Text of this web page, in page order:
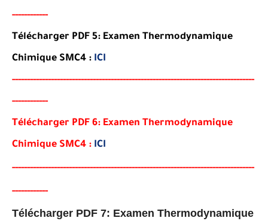
------------
Télécharger PDF 5: Examen Thermodynamique
Chimique SMC4 : ICI
---------------------------------------------------------------------------------
------------
Télécharger PDF 6: Examen Thermodynamique
Chimique SMC4 : ICI
---------------------------------------------------------------------------------
------------
Télécharger PDF 7: Examen Thermodynamique